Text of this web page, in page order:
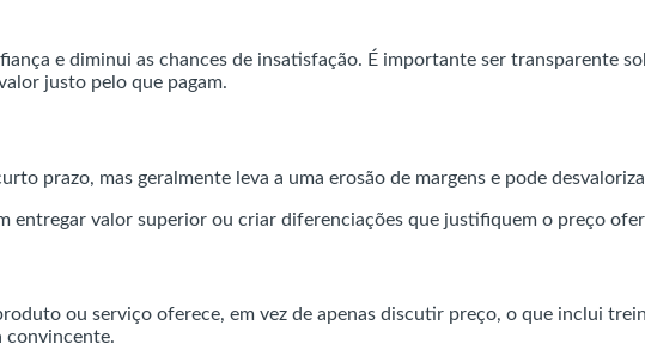
e diminui as chances de insatisfação. É importante ser transparente
justo pelo que pagam.
prazo, mas geralmente leva a uma erosão de margens e pode
entregar valor superior ou criar diferenciações que justifiquem o preço
ou serviço oferece, em vez de apenas discutir preço, o que inclui
convincente.